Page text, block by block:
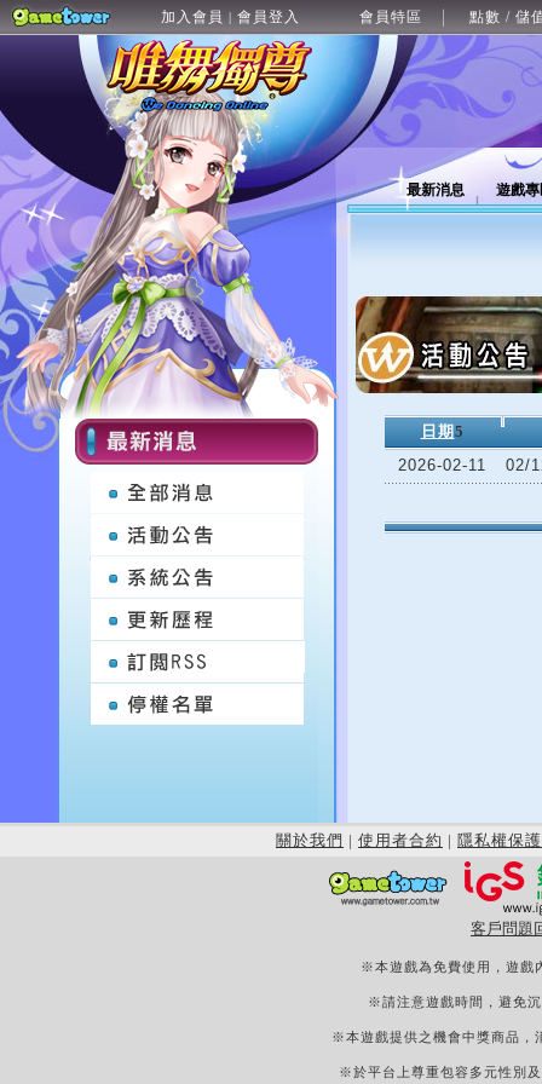
加入會員 | 會員登入 會員特區 點數 / 儲
最新消息 遊戲
日期 5
2026-02-11
02/
關於我們 | 使用者合約 | 隱私權保護
客戶問題
※本遊戲為免費使用，遊戲
※請注意遊戲時間，避免
※本遊戲提供之機會中獎商品，
※於平台上尊重包容多元性別